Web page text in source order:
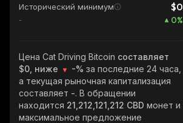
Исторический минимум $0
- 0%
Цена Cat Driving Bitcoin составляет
$0, ниже
-% за последние 24 часа,
а текущая рыночная капитализация
составляет -. В обращении
находится 21,212,121,212 CBD монет и
максимальное предложение